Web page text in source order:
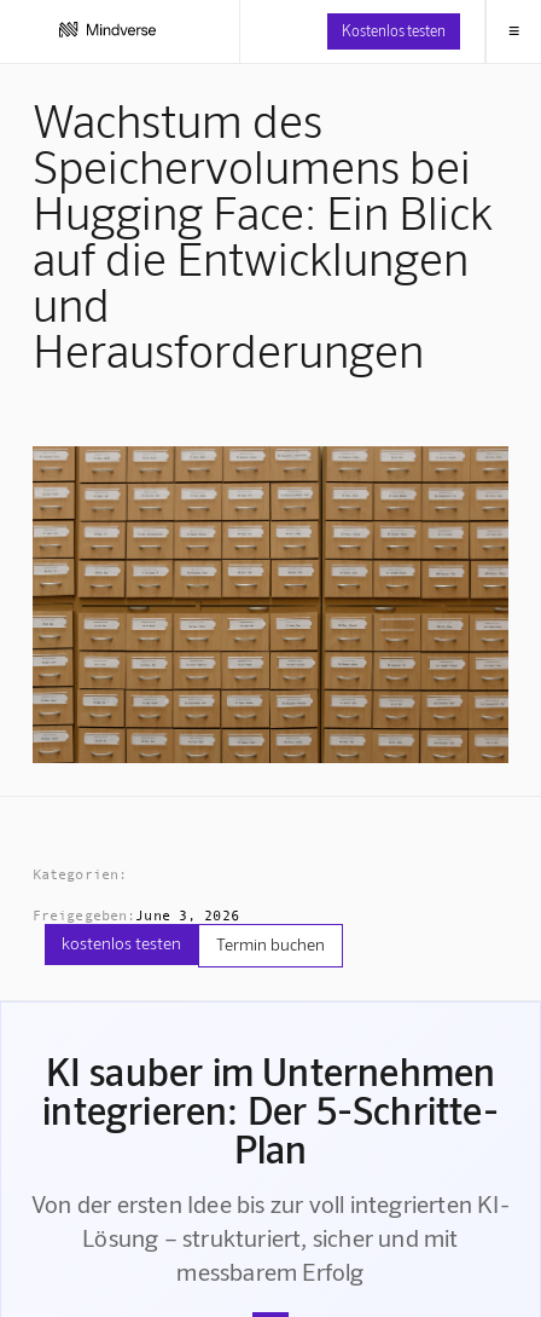
Kostenlos testen ≡
Wachstum des
Speichervolumens bei
Hugging Face: Ein Blick
auf die Entwicklungen
und
Herausforderungen
Kategorien:
Freigegeben: June 3, 2026
kostenlos testen Termin buchen
KI sauber im Unternehmen
integrieren: Der 5-Schritte-
Plan
Von der ersten Idee bis zur voll integrierten KI-
Lösung – strukturiert, sicher und mit
messbarem Erfolg